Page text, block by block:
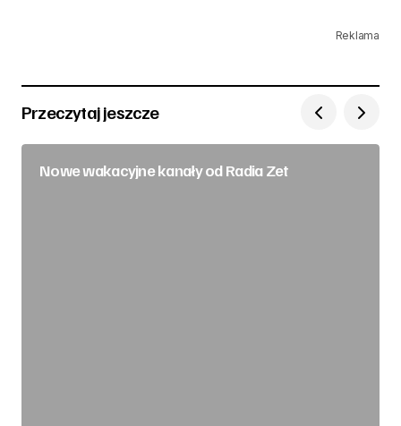
Reklama
Przeczytaj jeszcze
Nowe wakacyjne kanały od Radia Zet